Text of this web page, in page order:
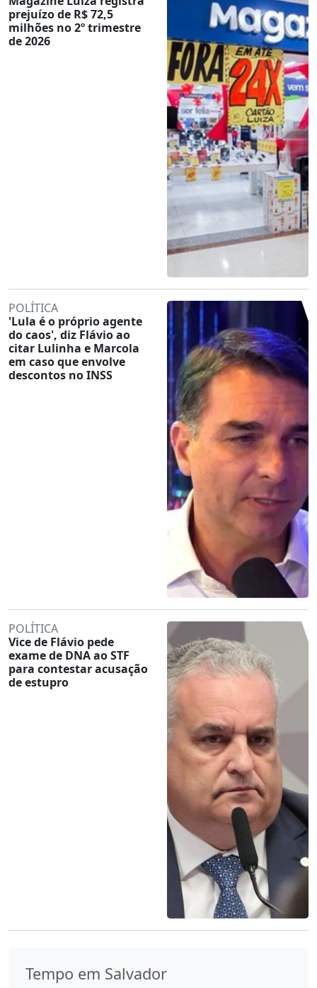
prejuízo de R$ 72,5
milhões no 2º trimestre
de 2026
POLÍTICA
'Lula é o próprio agente
do caos', diz Flávio ao
citar Lulinha e Marcola
em caso que envolve
descontos no INSS
POLÍTICA
Vice de Flávio pede
exame de DNA ao STF
para contestar acusação
de estupro
Tempo em Salvador